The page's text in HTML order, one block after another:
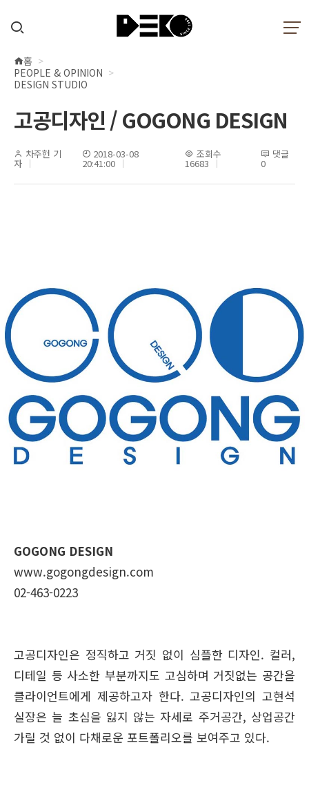
현
재
치
홈
PEOPLE & OPINION
DESIGN STUDIO
고공디자인 / GOGONG DESIGN
차주헌 기
자
2018-03-08
20:41:00
조회수
16683
댓글
0
GOGONG DESIGN
www.gogongdesign.com
02-463-0223
고공디자인은 정직하고 거짓 없이 심플한 디자인. 컬러,
디테일 등 사소한 부분까지도 고심하며 거짓없는 공간을
클라이언트에게 제공하고자 한다. 고공디자인의 고현석
실장은 늘 초심을 잃지 않는 자세로 주거공간, 상업공간
가릴 것 없이 다채로운 포트폴리오를 보여주고 있다.